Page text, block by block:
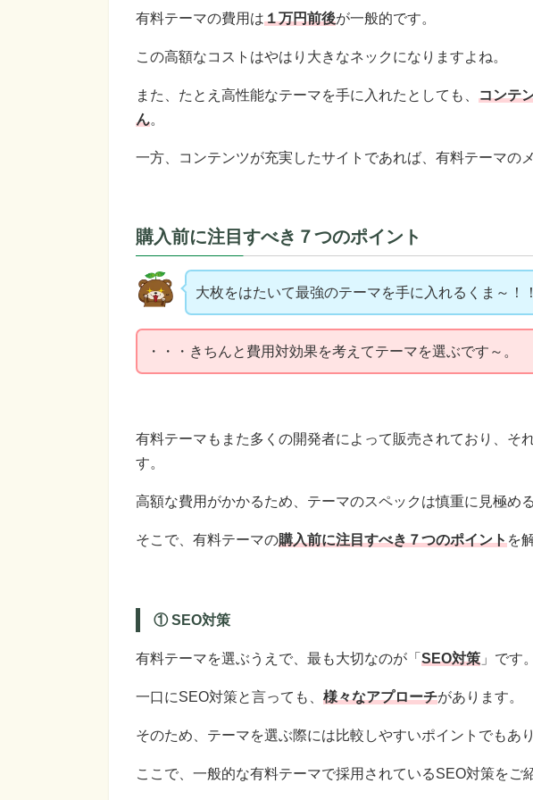
有料テーマの費用は１万円前後が一般的です。
この高額なコストはやはり大きなネックになりますよね。
また、たとえ高性能なテーマを手に入れたとしても、 コンテ
ん。
一方、コンテンツが充実したサイトであれば、有料テーマの
購入前に注目すべき７つのポイント
大枚をはたいて最強のテーマを手に入れるくま～！！
・・・きちんと費用対効果を考えてテーマを選ぶです～。
有料テーマもまた多くの開発者によって販売されており、そ
す。
高額な費用がかかるため、テーマのスペックは慎重に見極め
そこで、有料テーマの購入前に注目すべき７つのポイントを
① SEO対策
有料テーマを選ぶうえで、最も大切なのが「 SEO対策 」です。
一口にSEO対策と言っても、 様々なアプローチがあります。
そのため、テーマを選ぶ際には比較しやすいポイントでもあり
ここで、一般的な有料テーマで採用されているSEO対策をご